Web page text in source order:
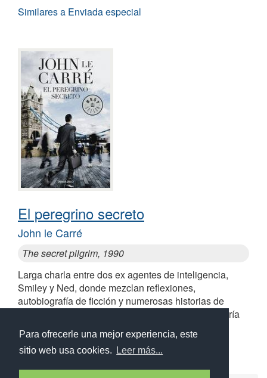
Para ofrecerle una mejor experiencia, este
sitio web usa cookies.
Leer más...
Similares a Enviada especial
El peregrino secreto
John le Carré
The secret pilgrim, 1990
Larga charla entre dos ex agentes de inteligencia,
Smiley y Ned, donde mezclan reflexiones,
autobiografía de ficción y numerosas historias de
espionaje ambientadas en el tiempo de la guerra fría
Similares a El peregrino secreto